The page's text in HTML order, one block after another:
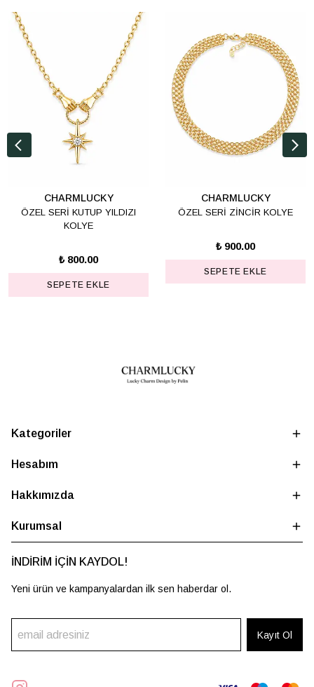
CHARMLUCKY
ÖZEL SERİ KUTUP YILDIZI
KOLYE
₺ 800.00
SEPETE EKLE
CHARMLUCKY
ÖZEL SERİ ZİNCİR KOLYE
₺ 900.00
SEPETE EKLE
Kategoriler
Hesabım
Hakkımızda
Kurumsal
İNDİRİM İÇİN KAYDOL!
Yeni ürün ve kampanyalardan ilk sen haberdar ol.
Kayıt Ol